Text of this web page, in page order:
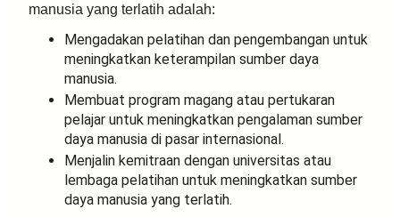
manusia yang terlatih adalah:
Mengadakan pelatihan dan pengembangan untuk
meningkatkan keterampilan sumber daya
manusia.
Membuat program magang atau pertukaran
pelajar untuk meningkatkan pengalaman sumber
daya manusia di pasar internasional.
Menjalin kemitraan dengan universitas atau
lembaga pelatihan untuk meningkatkan sumber
daya manusia yang terlatih.